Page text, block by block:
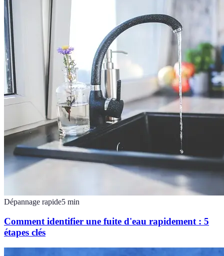
Dépannage rapide5 min
Comment identifier une fuite d'eau rapidement : 5
étapes clés